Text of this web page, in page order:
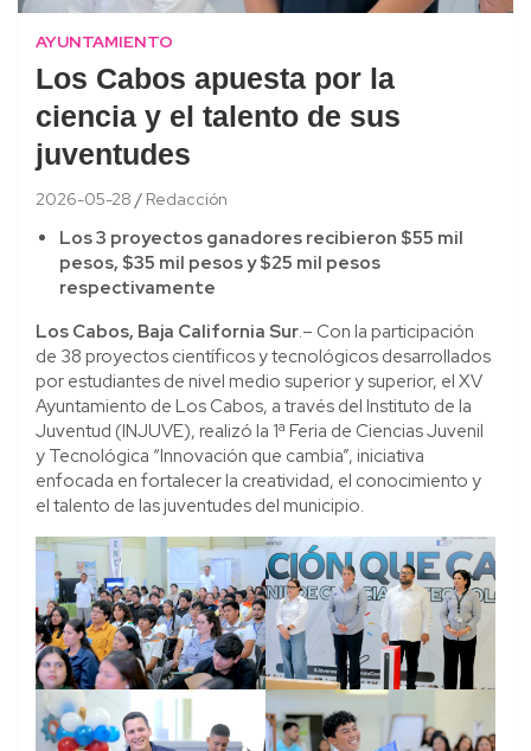
AYUNTAMIENTO
Los Cabos apuesta por la
ciencia y el talento de sus
juventudes
2026-05-28 Redacción
Los 3 proyectos ganadores recibieron $55 mil
pesos, $35 mil pesos y $25 mil pesos
respectivamente
Los Cabos, Baja California Sur.– Con la participación
de 38 proyectos científicos y tecnológicos desarrollados
por estudiantes de nivel medio superior y superior, el XV
Ayuntamiento de Los Cabos, a través del Instituto de la
Juventud (INJUVE), realizó la 1ª Feria de Ciencias Juvenil
y Tecnológica “Innovación que cambia”, iniciativa
enfocada en fortalecer la creatividad, el conocimiento y
el talento de las juventudes del municipio.